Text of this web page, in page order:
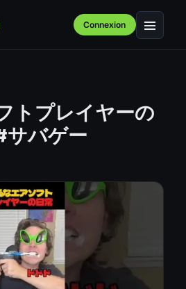
Connexion Menu
トプレイヤーの
サバゲー